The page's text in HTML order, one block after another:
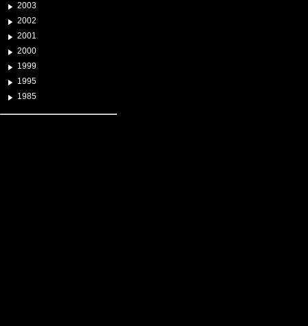
2003
2002
2001
2000
1999
1995
1985